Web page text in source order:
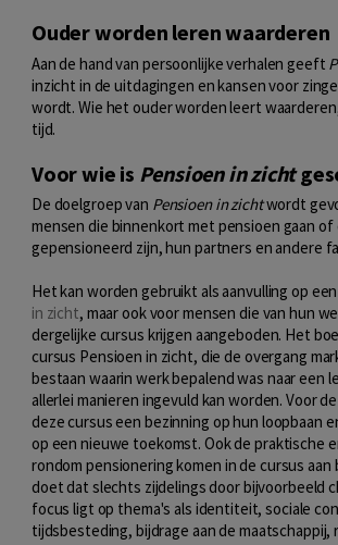
Ouder worden leren waarderen
Aan de hand van persoonlijke verhalen geeft
inzicht in de uitdagingen en kansen voor
wordt. Wie het ouder worden leert
tijd.
Voor wie is Pensioen in zicht
De doelgroep van Pensioen in zichtwordt
mensen die binnenkort met pensioen gaan of
gepensioneerd zijn, hun partners en andere
Het kan worden gebruikt als aanvulling op
in zicht, maar ook voor mensen die van hun
dergelijke cursus krijgen aangeboden. Het
cursus Pensioen in zicht, die de overgang
bestaan waarin werk bepalend was naar een
allerlei manieren ingevuld kan worden. Voor
deze cursus een bezinning op hun loopbaan
op een nieuwe toekomst. Ook de praktische
rondom pensionering komen in de cursus aan
doet dat slechts zijdelings door bijvoorbeeld
focus ligt op thema's als identiteit, sociale
tijdsbesteding, bijdrage aan de maatschappij,